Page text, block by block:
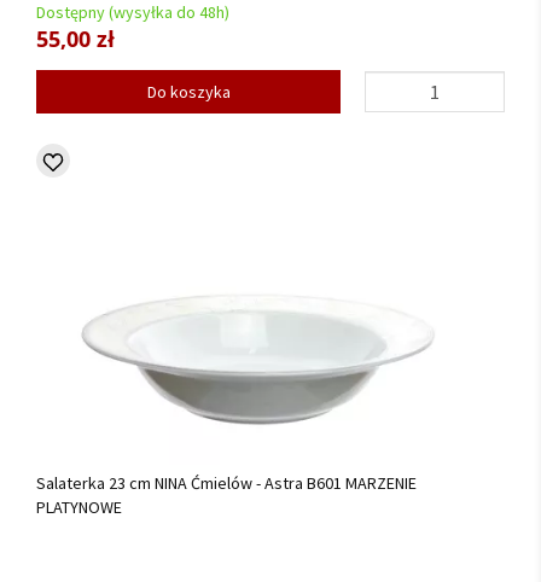
Dostępny (wysyłka do 48h)
55,00 zł
Do koszyka
Salaterka 23 cm NINA Ćmielów - Astra B601 MARZENIE
PLATYNOWE